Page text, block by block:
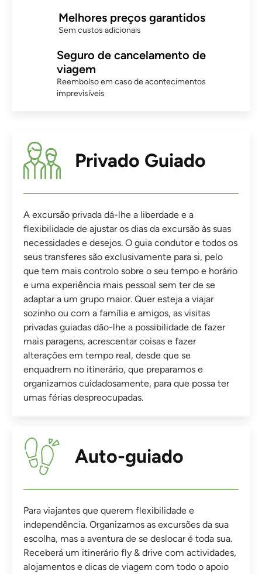
Melhores preços garantidos
Sem custos adicionais
Seguro de cancelamento de
viagem
Reembolso em caso de acontecimentos
imprevisíveis
Privado Guiado
A excursão privada dá-lhe a liberdade e a
flexibilidade de ajustar os dias da excursão às suas
necessidades e desejos. O guia condutor e todos os
seus transferes são exclusivamente para si, pelo
que tem mais controlo sobre o seu tempo e horário
e uma experiência mais pessoal sem ter de se
adaptar a um grupo maior. Quer esteja a viajar
sozinho ou com a família e amigos, as visitas
privadas guiadas dão-lhe a possibilidade de fazer
mais paragens, acrescentar coisas e fazer
alterações em tempo real, desde que se
enquadrem no itinerário, que preparamos e
organizamos cuidadosamente, para que possa ter
umas férias despreocupadas.
Auto-guiado
Para viajantes que querem flexibilidade e
independência. Organizamos as excursões da sua
escolha, mas a aventura de se deslocar é toda sua.
Receberá um itinerário fly & drive com actividades,
alojamentos e dicas de viagem com todo o apoio